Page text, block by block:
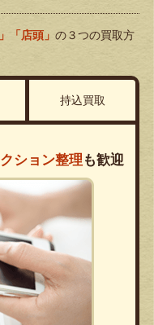
「店頭」 の３つの買取方
持込買取
ション整理 も歓迎